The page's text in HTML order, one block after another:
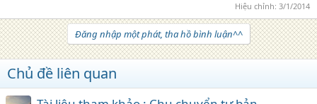
Hiệu chỉnh: 3/1/2014
Đăng nhập một phát, tha hồ bình luận^^
Chủ đề liên quan